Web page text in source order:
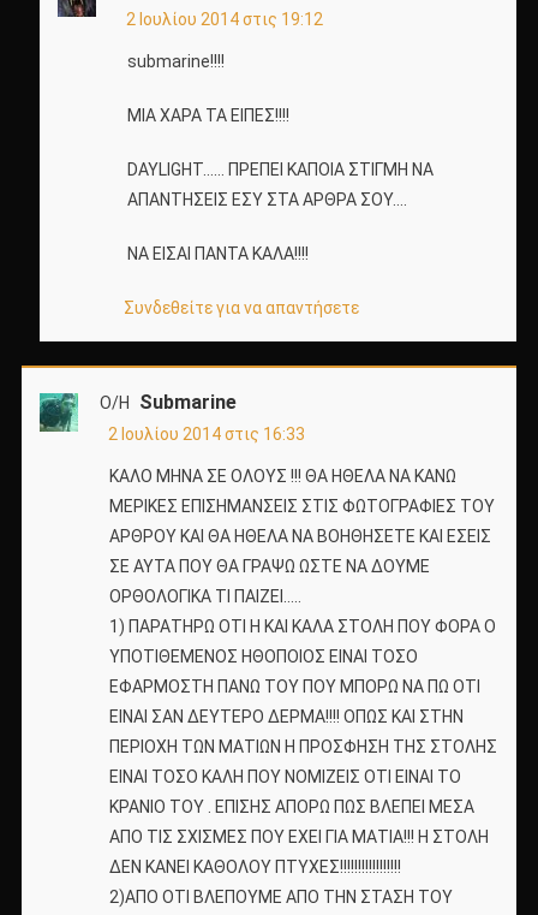
2 Ιουλίου 2014 στις 19:12
submarine!!!!
ΜΙΑ ΧΑΡΑ ΤΑ ΕΙΠΕΣ!!!!
DAYLIGHT…… ΠΡΕΠΕΙ ΚΑΠΟΙΑ ΣΤΙΓΜΗ ΝΑ
ΑΠΑΝΤΗΣΕΙΣ ΕΣΥ ΣΤΑ ΑΡΘΡΑ ΣΟΥ….
ΝΑ ΕΙΣΑΙ ΠΑΝΤΑ ΚΑΛΑ!!!!
Συνδεθείτε για να απαντήσετε
Ο/Η Submarine
2 Ιουλίου 2014 στις 16:33
ΚΑΛΟ ΜΗΝΑ ΣΕ ΟΛΟΥΣ !!! ΘΑ ΗΘΕΛΑ ΝΑ ΚΑΝΩ
ΜΕΡΙΚΕΣ ΕΠΙΣΗΜΑΝΣΕΙΣ ΣΤΙΣ ΦΩΤΟΓΡΑΦΙΕΣ ΤΟΥ
ΑΡΘΡΟΥ ΚΑΙ ΘΑ ΗΘΕΛΑ ΝΑ ΒΟΗΘΗΣΕΤΕ ΚΑΙ ΕΣΕΙΣ
ΣΕ ΑΥΤΑ ΠΟΥ ΘΑ ΓΡΑΨΩ ΩΣΤΕ ΝΑ ΔΟΥΜΕ
ΟΡΘΟΛΟΓΙΚΑ ΤΙ ΠΑΙΖΕΙ…..
1) ΠΑΡΑΤΗΡΩ ΟΤΙ Η ΚΑΙ ΚΑΛΑ ΣΤΟΛΗ ΠΟΥ ΦΟΡΑ Ο
ΥΠΟΤΙΘΕΜΕΝΟΣ ΗΘΟΠΟΙΟΣ ΕΙΝΑΙ ΤΟΣΟ
ΕΦΑΡΜΟΣΤΗ ΠΑΝΩ ΤΟΥ ΠΟΥ ΜΠΟΡΩ ΝΑ ΠΩ ΟΤΙ
ΕΙΝΑΙ ΣΑΝ ΔΕΥΤΕΡΟ ΔΕΡΜΑ!!!! ΟΠΩΣ ΚΑΙ ΣΤΗΝ
ΠΕΡΙΟΧΗ ΤΩΝ ΜΑΤΙΩΝ Η ΠΡΟΣΦΗΣΗ ΤΗΣ ΣΤΟΛΗΣ
ΕΙΝΑΙ ΤΟΣΟ ΚΑΛΗ ΠΟΥ ΝΟΜΙΖΕΙΣ ΟΤΙ ΕΙΝΑΙ ΤΟ
ΚΡΑΝΙΟ ΤΟΥ . ΕΠΙΣΗΣ ΑΠΟΡΩ ΠΩΣ ΒΛΕΠΕΙ ΜΕΣΑ
ΑΠΟ ΤΙΣ ΣΧΙΣΜΕΣ ΠΟΥ ΕΧΕΙ ΓΙΑ ΜΑΤΙΑ!!! Η ΣΤΟΛΗ
ΔΕΝ ΚΑΝΕΙ ΚΑΘΟΛΟΥ ΠΤΥΧΕΣ!!!!!!!!!!!!!!!!!
2)ΑΠΟ ΟΤΙ ΒΛΕΠΟΥΜΕ ΑΠΟ ΤΗΝ ΣΤΑΣΗ ΤΟΥ